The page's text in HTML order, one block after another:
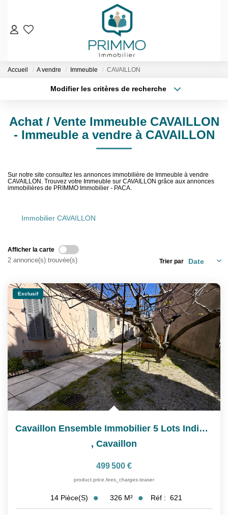
VENTES
Nos Biens En Vente
Nos Biens Vendus
LOCATIONS
ESTIMATION & EXPERTISE
Qui Sommes-Nous
Nos Services
CONTACT
Accueil A vendre Immeuble CAVAILLON
Modifier les critères de recherche
Surface min Budget max
Achat / Vente Immeuble CAVAILLON
- Immeuble a vendre à CAVAILLON
Sur notre site consultez les annonces immobilière de Immeuble à vendre
CAVAILLON. Trouvez votre Immeuble sur CAVAILLON grâce aux annonces
immobilières de PRIMMO Immobilier - PACA.
Immobilier CAVAILLON
Afficher la carte
2 annonce(s) trouvée(s) Trier par
Exclusif
Cavaillon Ensemble Immobilier 5 Lots Individuels Avec...
, Cavaillon
499 500 €
product.price.fees_charges.teaser
14 Pièce(s) 326 M² Réf : 621